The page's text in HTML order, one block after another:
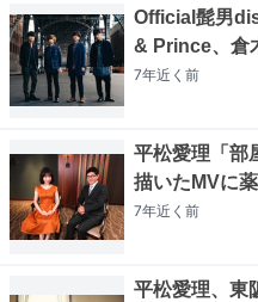
Official髭男
& Prince、倉
7年近く 前
平松愛理「部
描いたMVに
7年近く 前
平松愛理、東